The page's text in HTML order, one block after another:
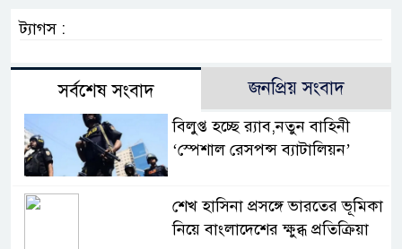
ট্যাগস :
সর্বশেষ সংবাদ জনপ্রিয় সংবাদ
বিলুপ্ত হচ্ছে র‍্যাব,নতুন বাহিনী
‘স্পেশাল রেসপন্স ব্যাটালিয়ন’
শেখ হাসিনা প্রসঙ্গে ভারতের ভূমিকা
নিয়ে বাংলাদেশের ক্ষুব্ধ প্রতিক্রিয়া